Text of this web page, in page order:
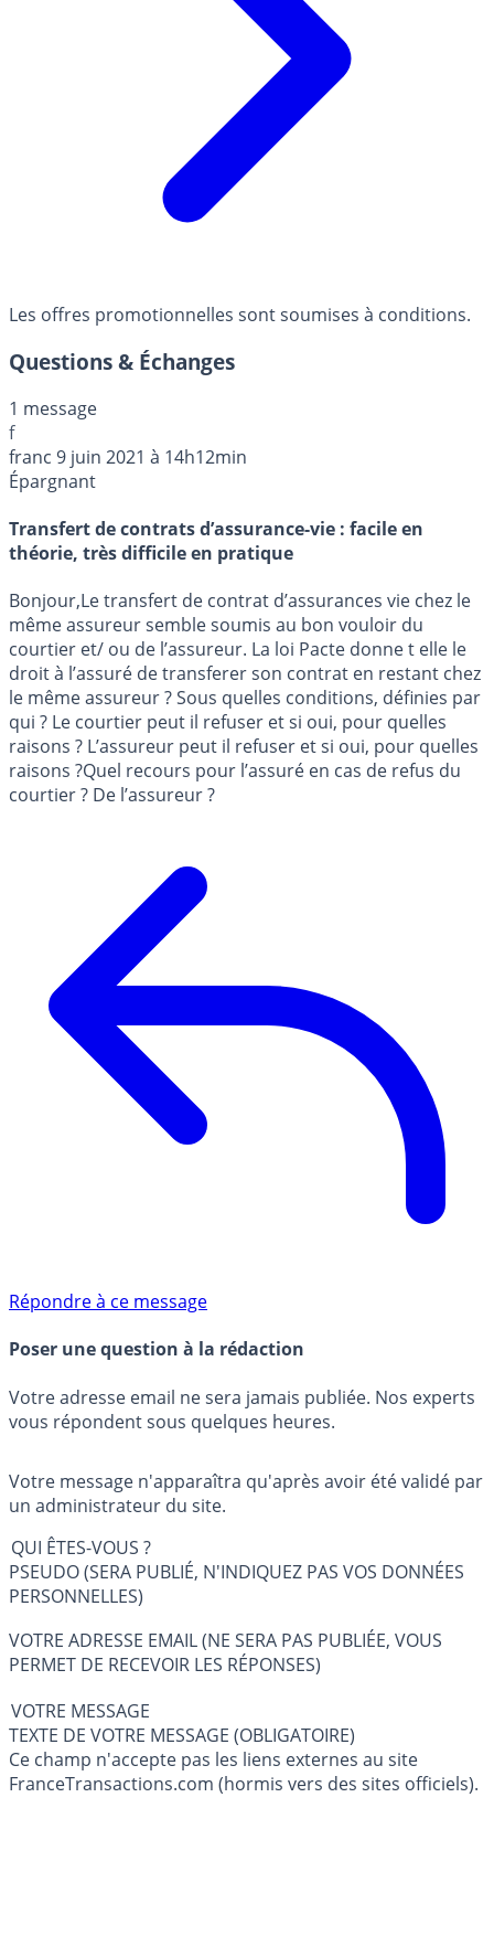
Les offres promotionnelles sont soumises à conditions.
Questions & Échanges
1 message
f
franc 9 juin 2021 à 14h12min
Épargnant
Transfert de contrats d’assurance-vie : facile en
théorie, très difficile en pratique
Bonjour,Le transfert de contrat d’assurances vie chez le
même assureur semble soumis au bon vouloir du
courtier et/ ou de l’assureur. La loi Pacte donne t elle le
droit à l’assuré de transferer son contrat en restant chez
le même assureur ? Sous quelles conditions, définies par
qui ? Le courtier peut il refuser et si oui, pour quelles
raisons ? L’assureur peut il refuser et si oui, pour quelles
raisons ?Quel recours pour l’assuré en cas de refus du
courtier ? De l’assureur ?
Répondre à ce message
Poser une question à la rédaction
Votre adresse email ne sera jamais publiée. Nos experts
vous répondent sous quelques heures.
Votre message n'apparaîtra qu'après avoir été validé par
un administrateur du site.
QUI ÊTES-VOUS ?
PSEUDO (SERA PUBLIÉ, N'INDIQUEZ PAS VOS DONNÉES
PERSONNELLES)
VOTRE ADRESSE EMAIL (NE SERA PAS PUBLIÉE, VOUS
PERMET DE RECEVOIR LES RÉPONSES)
VOTRE MESSAGE
TEXTE DE VOTRE MESSAGE (OBLIGATOIRE)
Ce champ n'accepte pas les liens externes au site
FranceTransactions.com (hormis vers des sites officiels).